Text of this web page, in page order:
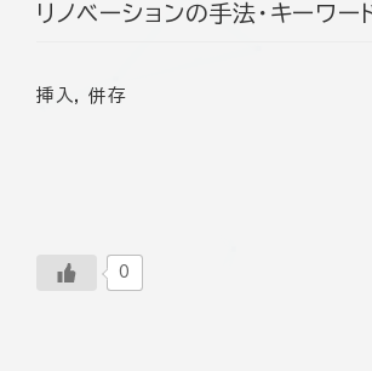
リノベーションの手法・キーワー
挿入, 併存
0